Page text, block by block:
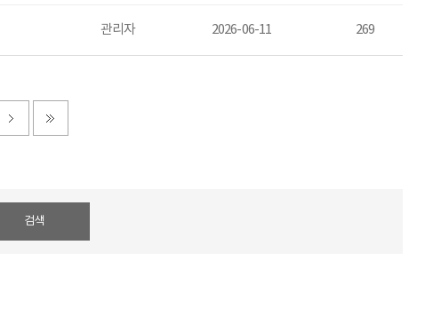
관리자 2026-06-11 269